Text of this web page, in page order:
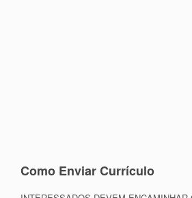
Como Enviar Currículo